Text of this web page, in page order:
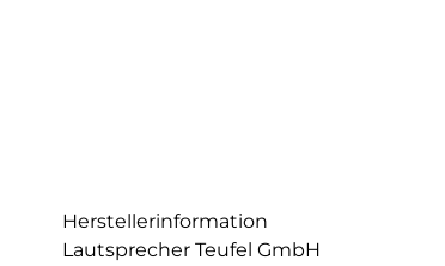
Herstellerinformation
Lautsprecher Teufel GmbH